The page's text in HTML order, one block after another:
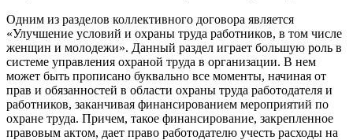
Одним из разделов коллективного договора является
«Улучшение условий и охраны труда работников, в том числе
женщин и молодежи». Данный раздел играет большую роль в
системе управления охраной труда в организации. В нем
может быть прописано буквально все моменты, начиная от
прав и обязанностей в области охраны труда работодателя и
работников, заканчивая финансированием мероприятий по
охране труда. Причем, такое финансирование, закрепленное
правовым актом, дает право работодателю учесть расходы на